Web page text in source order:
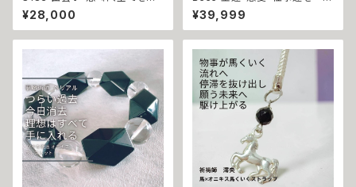
結びつける 恋愛成就 ピーチ ド
ロップ ローズクォーツネックレ
ス 心を虜にする魔法 パワースト
叶う 婚活 縁結び 天然石 恋守り
片思い 縁結び 対人運
¥28,000
に反転 レリウーリアの反射魔術
サウィンのサバトで仕上げた モ
ナムール・ボヌール ピジュー リ
運 強力 魔術 悪魔術 黒魔術 お
まじない 呪 本物 魔術師 魔法
強力 引き寄せ 願いを叶える 恋
愛成就 お守り 開運
¥39,999